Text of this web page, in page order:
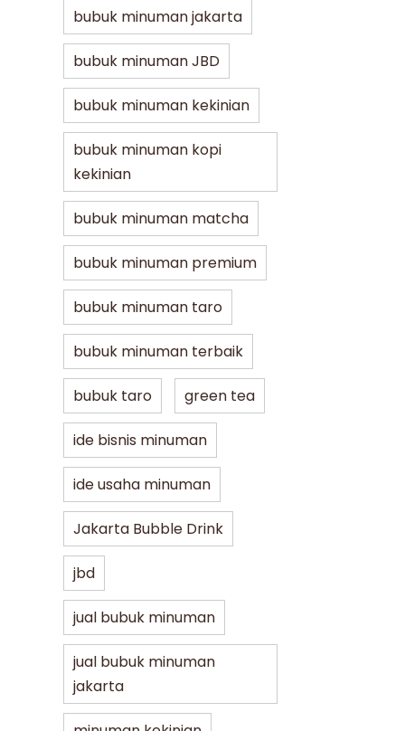
bubuk minuman jakarta
bubuk minuman JBD
bubuk minuman kekinian
bubuk minuman kopi
kekinian
bubuk minuman matcha
bubuk minuman premium
bubuk minuman taro
bubuk minuman terbaik
bubuk taro green tea
ide bisnis minuman
ide usaha minuman
Jakarta Bubble Drink
jbd
jual bubuk minuman
jual bubuk minuman
jakarta